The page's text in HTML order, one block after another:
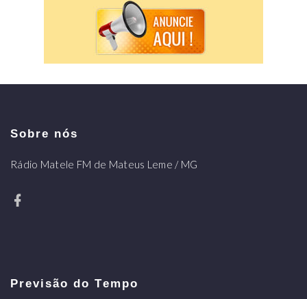
Sobre nós
Rádio Matele FM de Mateus Leme / MG
Previsão do Tempo